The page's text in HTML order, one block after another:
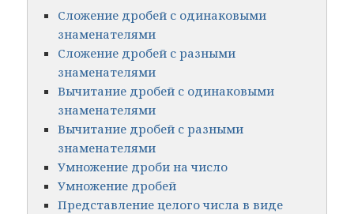
Сложение дробей с одинаковыми
знаменателями
Сложение дробей с разными
знаменателями
Вычитание дробей с одинаковыми
знаменателями
Вычитание дробей с разными
знаменателями
Умножение дроби на число
Умножение дробей
Представление целого числа в виде